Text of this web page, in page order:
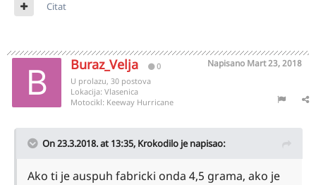
Citat
Buraz_Velja 0 Napisano Mart 23, 2018
U prolazu, 30 postova
Lokacija: Vlasenica
Motocikl: Keeway Hurricane
On 23.3.2018. at 13:35, Krokodilo je napisao:
Ako ti je auspuh fabricki onda 4,5 grama, ako je